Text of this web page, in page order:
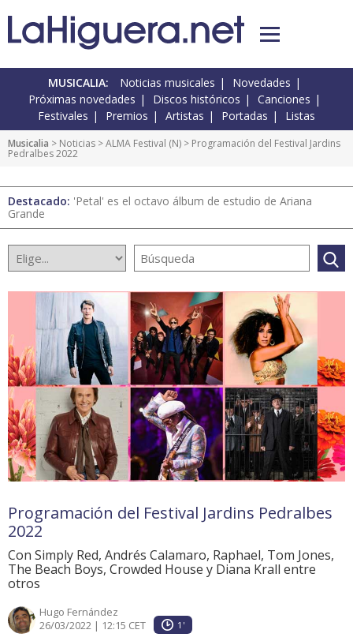
MUSICALIA: Noticias musicales
Novedades
Próximas novedades
Discos históricos
Canciones
Festivales
Premios Artistas Portadas Listas
Musicalia > Noticias >ALMA Festival (N) > Programación del Festival Jardins
Pedralbes 2022
Destacado: 'Petal' es el octavo álbum de estudio de Ariana
Grande
Programación del Festival Jardins Pedralbes
2022
Con Simply Red, Andrés Calamaro, Raphael, Tom Jones,
The Beach Boys, Crowded House y Diana Krall entre
otros
Hugo Fernández
26/03/2022 | 12:15 CET
1'